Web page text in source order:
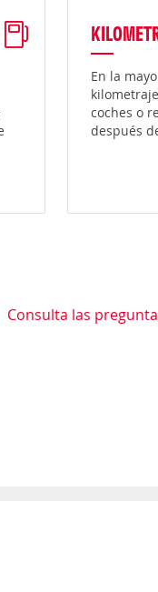
En la
coches o
después
Consulta las